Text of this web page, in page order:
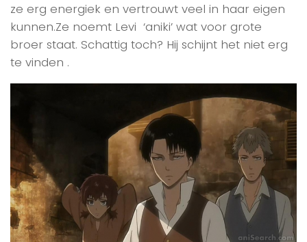
ze erg energiek en vertrouwt veel in haar eigen
kunnen.Ze noemt Levi ‘aniki’ wat voor grote
broer staat. Schattig toch? Hij schijnt het niet erg
te vinden .